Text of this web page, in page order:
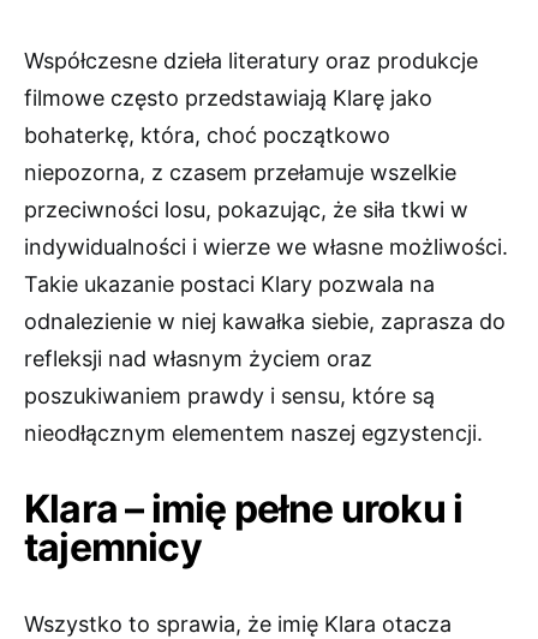
Współczesne dzieła literatury oraz produkcje
filmowe często przedstawiają Klarę jako
bohaterkę, która, choć początkowo
niepozorna, z czasem przełamuje wszelkie
przeciwności losu, pokazując, że siła tkwi w
indywidualności i wierze we własne możliwości.
Takie ukazanie postaci Klary pozwala na
odnalezienie w niej kawałka siebie, zaprasza do
refleksji nad własnym życiem oraz
poszukiwaniem prawdy i sensu, które są
nieodłącznym elementem naszej egzystencji.
Klara – imię pełne uroku i
tajemnicy
Wszystko to sprawia, że imię Klara otacza